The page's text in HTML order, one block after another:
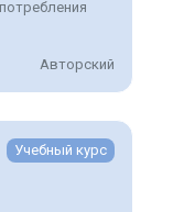
Авторский
Учебный курс